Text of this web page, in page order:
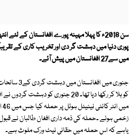
سن 2018ء کا پہلا مہینہ پورے افغانستان کے
میں سے27 افغانستان میں پیش آئے۔
جنوری میں
کو ہلا کر رکھا دیا تھا۔ 20 جنوری کو
زخمی ہوئے ۔حملہ کی ذمہ داری افغان طالبان نے
یاہے کہ اس حملہ میں حقانی نیٹ ورک ملوث ہے۔